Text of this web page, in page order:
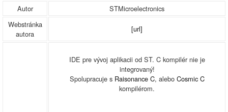
Autor
STMicroelectronics
Webstránka
autora
[url]
IDE pre vývoj aplikacii od ST. C kompilér nie je
integrovaný!
Spolupracuje s Raisonance C, alebo Cosmic C
kompilérom.